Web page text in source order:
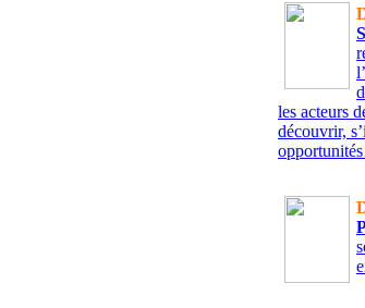
les acteurs
découvrir,